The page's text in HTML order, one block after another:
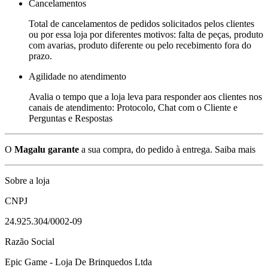
Cancelamentos
Total de cancelamentos de pedidos solicitados pelos clientes
ou por essa loja por diferentes motivos: falta de peças, produto
com avarias, produto diferente ou pelo recebimento fora do
prazo.
Agilidade no atendimento
Avalia o tempo que a loja leva para responder aos clientes nos
canais de atendimento: Protocolo, Chat com o Cliente e
Perguntas e Respostas
O Magalu garante a sua compra, do pedido à entrega. Saiba mais
Sobre a loja
CNPJ
24.925.304/0002-09
Razão Social
Epic Game - Loja De Brinquedos Ltda